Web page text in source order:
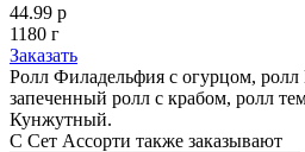
44.99 р
1180 г
Заказать
Ролл Филадельфия с огурцом, ролл
запеченный ролл с крабом, ролл
Кунжутный.
С Сет Ассорти также заказывают